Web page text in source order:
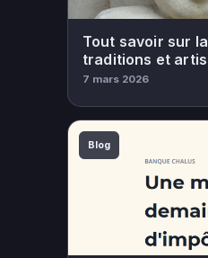
Tout savoir sur
traditions et
7 mars 2026
Blog